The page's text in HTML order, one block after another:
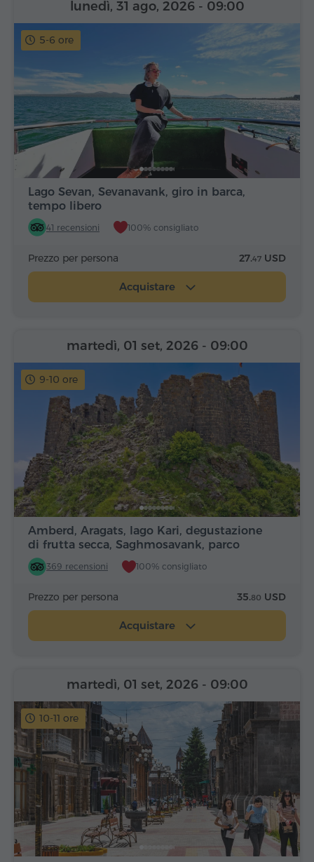
5-6 ore
Lago Sevan, Sevanavank, giro in barca,
tempo libero
41 recensioni 100% consigliato
lunedì, 31 ago, 2026 - 09:00
Prezzo per persona 27.47 USD
Acquistare
9-10 ore
Amberd, Aragats, lago Kari, degustazione
di frutta secca, Saghmosavank, parco
Alfabeto
369 recensioni 100% consigliato
martedì, 01 set, 2026 - 09:00
Prezzo per persona 35.80 USD
Acquistare
10-11 ore
martedì, 01 set, 2026 - 09:00